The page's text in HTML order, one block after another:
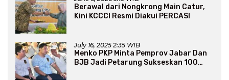
Berawal dari Nongkrong Main Catur,
Kini KCCCI Resmi Diakui PERCASI
July 16, 2025 2:35 WIB
Menko PKP Minta Pemprov Jabar Dan
BJB Jadi Petarung Sukseskan 100